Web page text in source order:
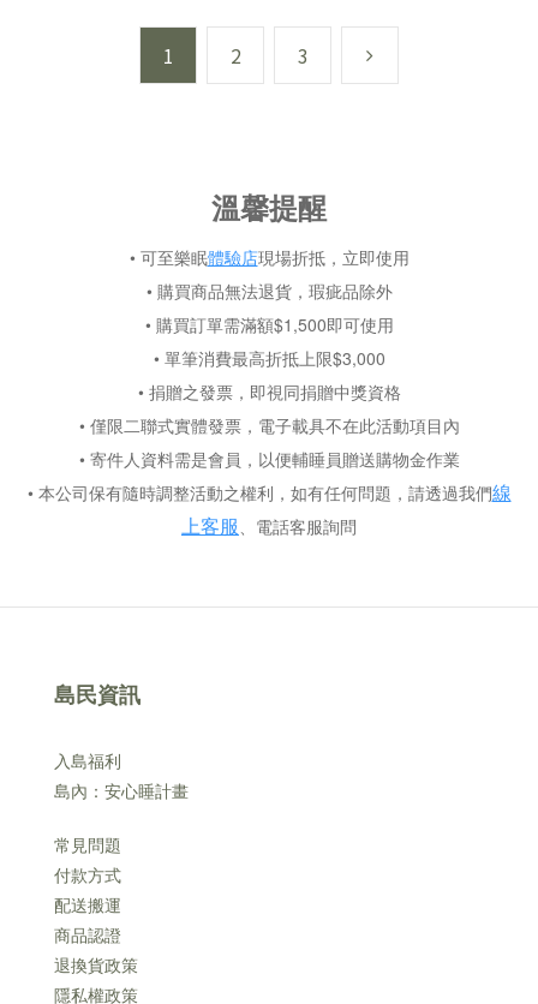
1 2 3
溫馨提醒
• 可至樂眠體驗店現場折抵，立即使用
• 購買商品無法退貨，瑕疵品除外
• 購買訂單需滿額$1,500即可使用
• 單筆消費最高折抵上限$3,000
• 捐贈之發票，即視同捐贈中獎資格
• 僅限二聯式實體發票，電子載具不在此活動項目內
• 寄件人資料需是會員，以便輔睡員贈送購物金作業
• 本公司保有隨時調整活動之權利，如有任何問題，請透過我們線
上客服、電話客服詢問
島民資訊
入島福利
島內：安心睡計畫
常見問題
付款方式
配送搬運
商品認證
退換貨政策
隱私權政策